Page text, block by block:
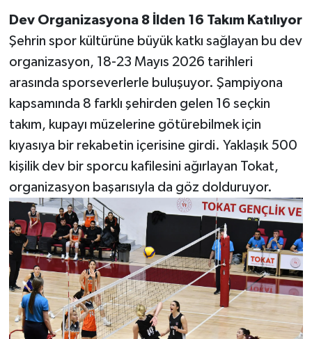
Dev Organizasyona 8 İlden 16 Takım Katılıyor
Şehrin spor kültürüne büyük katkı sağlayan bu dev
organizasyon, 18-23 Mayıs 2026 tarihleri
arasında sporseverlerle buluşuyor. Şampiyona
kapsamında 8 farklı şehirden gelen 16 seçkin
takım, kupayı müzelerine götürebilmek için
kıyasıya bir rekabetin içerisine girdi. Yaklaşık 500
kişilik dev bir sporcu kafilesini ağırlayan Tokat,
organizasyon başarısıyla da göz dolduruyor.